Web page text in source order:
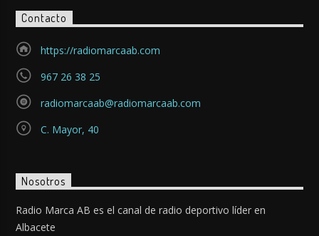
Contacto
https://radiomarcaab.com
967 26 38 25
radiomarcaab@radiomarcaab.com
C. Mayor, 40
Nosotros
Radio Marca AB es el canal de radio deportivo líder en
Albacete